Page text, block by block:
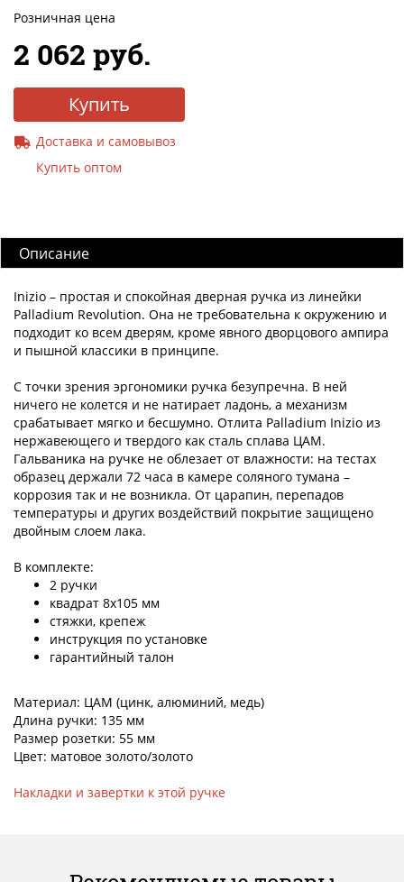
Розничная цена
2 062 руб.
Купить
Доставка и самовывоз
Купить оптом
Описание
Inizio – простая и спокойная дверная ручка из линейки
Palladium Revolution. Она не требовательна к окружению и
подходит ко всем дверям, кроме явного дворцового ампира
и пышной классики в принципе.
С точки зрения эргономики ручка безупречна. В ней
ничего не колется и не натирает ладонь, а механизм
срабатывает мягко и бесшумно. Отлита Palladium Inizio из
нержавеющего и твердого как сталь сплава ЦАМ.
Гальваника на ручке не облезает от влажности: на тестах
образец держали 72 часа в камере соляного тумана –
коррозия так и не возникла. От царапин, перепадов
температуры и других воздействий покрытие защищено
двойным слоем лака.
В комплекте:
2 ручки
квадрат 8х105 мм
стяжки, крепеж
инструкция по установке
гарантийный талон
Материал: ЦАМ (цинк, алюминий, медь)
Длина ручки: 135 мм
Размер розетки: 55 мм
Цвет: матовое золото/золото
Накладки и завертки к этой ручке